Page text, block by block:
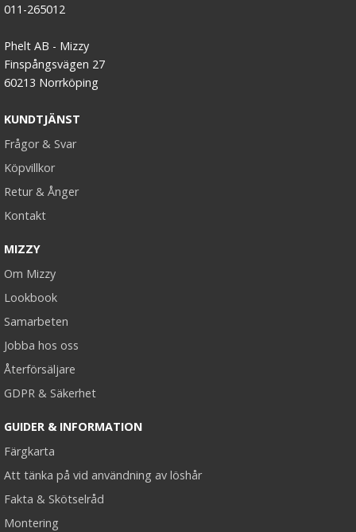
Löshår rakt clip on 7 delar dip dye
011-265012
Phelt AB - Mizzy
Finspångsvägen 27
60213 Norrköping
KUNDTJÄNST
Frågor & Svar
Köpvillkor
Retur & Ånger
Kontakt
MIZZY
Om Mizzy
Lookbook
Samarbeten
Jobba hos oss
Återförsäljare
GDPR & Säkerhet
GUIDER & INFORMATION
Färgkarta
Att tänka på vid användning av löshår
Fakta & Skötselråd
Montering